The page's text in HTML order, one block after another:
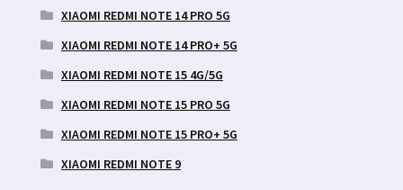
XIAOMI REDMI NOTE 14 PRO 5G
XIAOMI REDMI NOTE 14 PRO+ 5G
XIAOMI REDMI NOTE 15 4G/5G
XIAOMI REDMI NOTE 15 PRO 5G
XIAOMI REDMI NOTE 15 PRO+ 5G
XIAOMI REDMI NOTE 9